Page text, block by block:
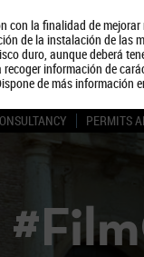
con la finalidad de
de la instalación de las
duro, aunque deberá
información de
de más información
PERMITS